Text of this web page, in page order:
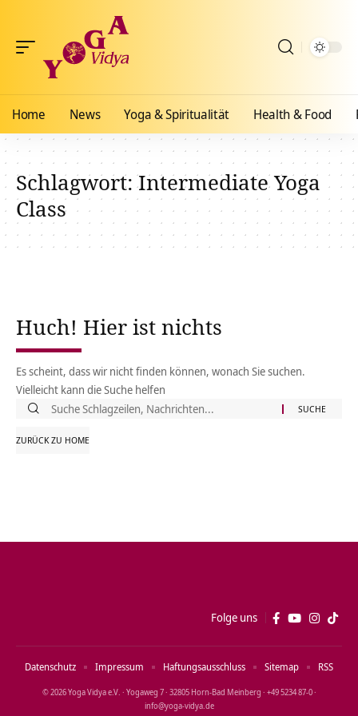
Home News Yoga & Spiritualität Health & Food
Schlagwort:Intermediate Yoga
Class
Huch! Hier ist nichts
Es scheint, dass wir nicht finden können, wonach Sie suchen.
Vielleicht kann die Suche helfen
Suche
ZURÜCK ZU HOME
Folge uns
© 2026 Yoga Vidya e.V. · Yogaweg 7 · 32805 Horn‑Bad Meinberg · +49 5234 87‑0 ·
info@yoga‑vidya.de
Datenschutz Impressum Haftungsausschluss Sitemap RSS